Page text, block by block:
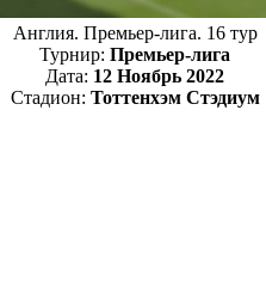
Англия. Премьер-лига. 16 тур
Турнир: Премьер-лига
Дата: 12 Ноябрь 2022
Стадион: Тоттенхэм Стэдиум